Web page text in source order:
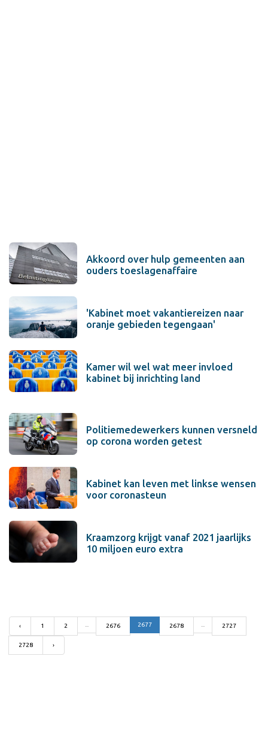
Akkoord over hulp gemeenten aan
ouders toeslagenaffaire
'Kabinet moet vakantiereizen naar
oranje gebieden tegengaan'
Kamer wil wel wat meer invloed
kabinet bij inrichting land
Politiemedewerkers kunnen versneld
op corona worden getest
Kabinet kan leven met linkse wensen
voor coronasteun
Kraamzorg krijgt vanaf 2021 jaarlijks
10 miljoen euro extra
‹ 1 2 2676 2677 2678 2727
2728 ›